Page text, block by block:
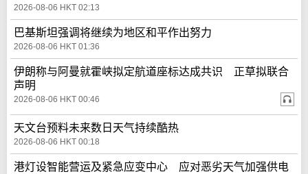
2026-08-06 HKT 02:13
巴基斯坦强调将继续为地区和平作出努力
2026-08-06 HKT 01:36
伊朗称与阿曼就霍峡拟定航道座标达成共识 正草拟联合
声明
2026-08-06 HKT 00:46
天文台预料未来数日天气持续酷热
2026-08-06 HKT 00:18
港灯设智能营运及紧急应变中心 应对恶劣天气加强供电